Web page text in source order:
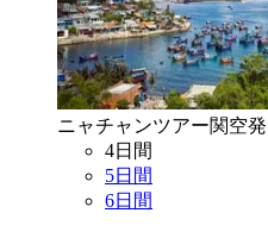
ニャチャンツアー関空発
4日間
5日間
6日間